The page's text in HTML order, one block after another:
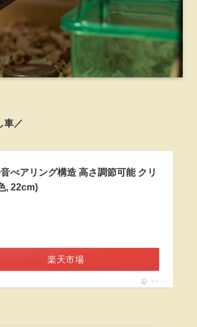
車／
べアリング構造 高さ調節可能 クリ
, 22cm)
楽天市場
ポチップ